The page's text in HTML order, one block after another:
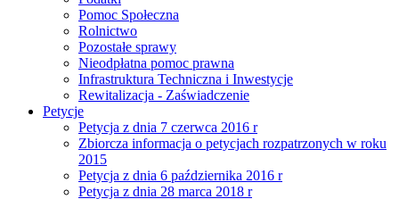
Pomoc Społeczna
Rolnictwo
Pozostałe sprawy
Nieodpłatna pomoc prawna
Infrastruktura Techniczna i Inwestycje
Rewitalizacja - Zaświadczenie
Petycje
Petycja z dnia 7 czerwca 2016 r
Zbiorcza informacja o petycjach rozpatrzonych w roku
2015
Petycja z dnia 6 października 2016 r
Petycja z dnia 28 marca 2018 r